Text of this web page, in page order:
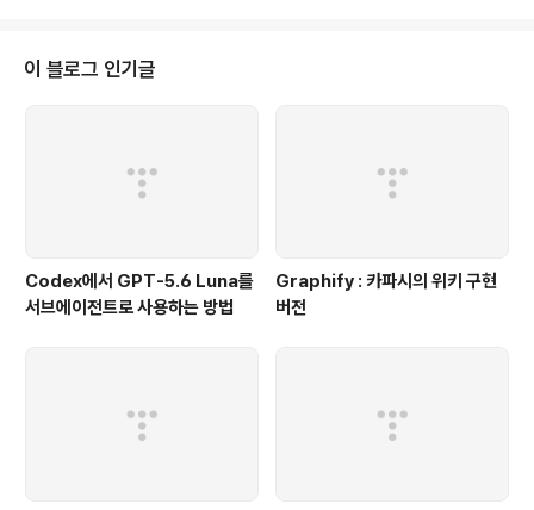
이 블로그 인기글
Codex에서 GPT-5.6 Luna를
서브에이전트로 사용하는 방법
Graphify : 카파시의 위키 구현
버전